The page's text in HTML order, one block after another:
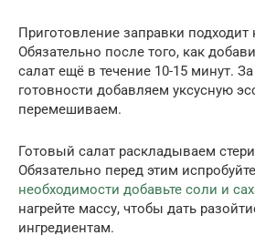
Приготовление заправки подходит
Обязательно после того, как
салат ещё в течение 10-15 минут.
готовности добавляем уксусную
перемешиваем.
Готовый салат раскладываем
Обязательно перед этим
необходимости добавьте соли и
нагрейте массу, чтобы дать
ингредиентам.